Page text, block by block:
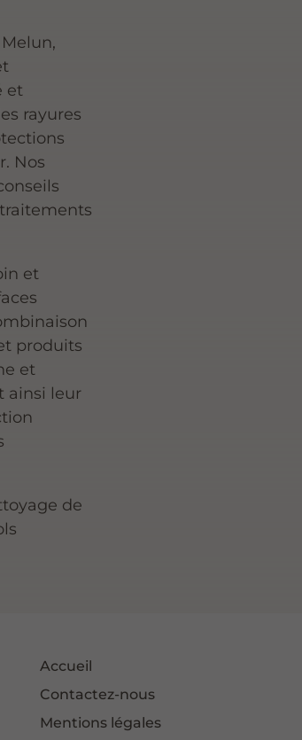
et
rayures
Nos
et
produits
et
ainsi leur
de
Accueil
Contactez-nous
Mentions légales